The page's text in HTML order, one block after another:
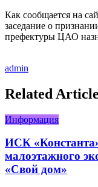
Как сообщается на
заседание о
префектуры ЦАО
admin
Related
Информация
ИСК
малоэтажного
«Свой дом»